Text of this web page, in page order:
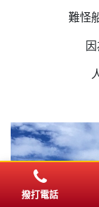
撥打電話
難怪